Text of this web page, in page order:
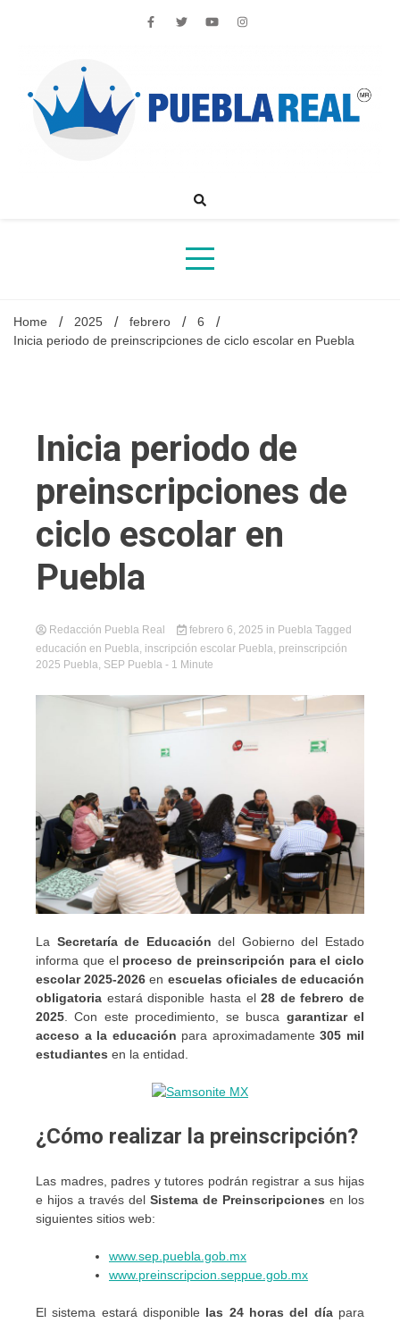
Noticias de actualidad de Puebla, México y el mundo
Home 2025 febrero
6
Inicia periodo de preinscripciones de ciclo escolar en Puebla
Inicia periodo de
preinscripciones de
ciclo escolar en
Puebla
Redacción Puebla Real febrero 6, 2025 in Puebla Tagged
educación en Puebla, inscripción escolar Puebla, preinscripción
2025 Puebla, SEP Puebla - 1 Minute
La Secretaría de Educación del Gobierno del Estado
informa que el proceso de preinscripción para el ciclo
escolar 2025-2026 en escuelas oficiales de educación
obligatoria estará disponible hasta el28 de febrero de
2025. Con este procedimiento, se busca garantizar el
acceso a la educación para aproximadamente305 mil
estudiantes en la entidad.
¿Cómo realizar la preinscripción?
Las madres, padres y tutores podrán registrar a sus hijas
e hijos a través del Sistema de Preinscripciones en los
siguientes sitios web:
www.sep.puebla.gob.mx
www.preinscripcion.seppue.gob.mx
El sistema estará disponible las 24 horas del díapara